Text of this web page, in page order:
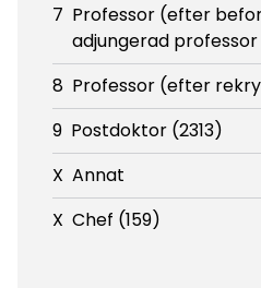
7 Professor (efter
adjungerad professor
8 Professor (efter
9 Postdoktor (2313)
X Annat
X Chef (159)